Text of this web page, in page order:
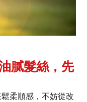
膩髮絲，先
柔順感，不妨從改